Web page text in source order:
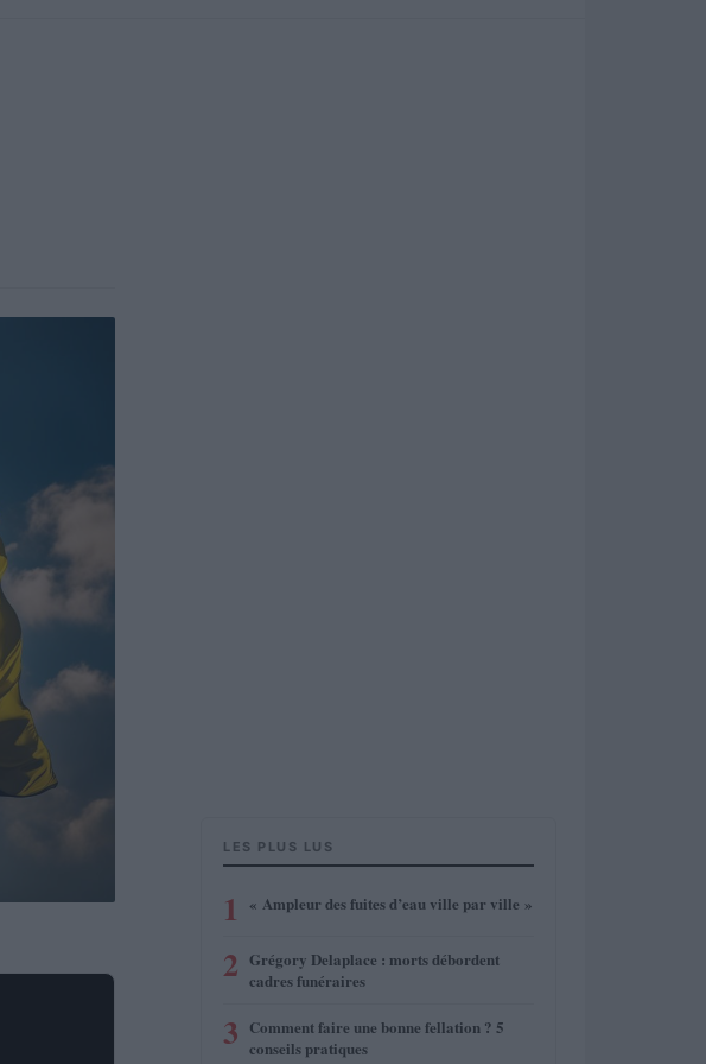
LES PLUS LUS
1 « Ampleur des fuites d’eau ville par ville »
2 Grégory Delaplace : morts débordent
cadres funéraires
3 Comment faire une bonne fellation ? 5
conseils pratiques